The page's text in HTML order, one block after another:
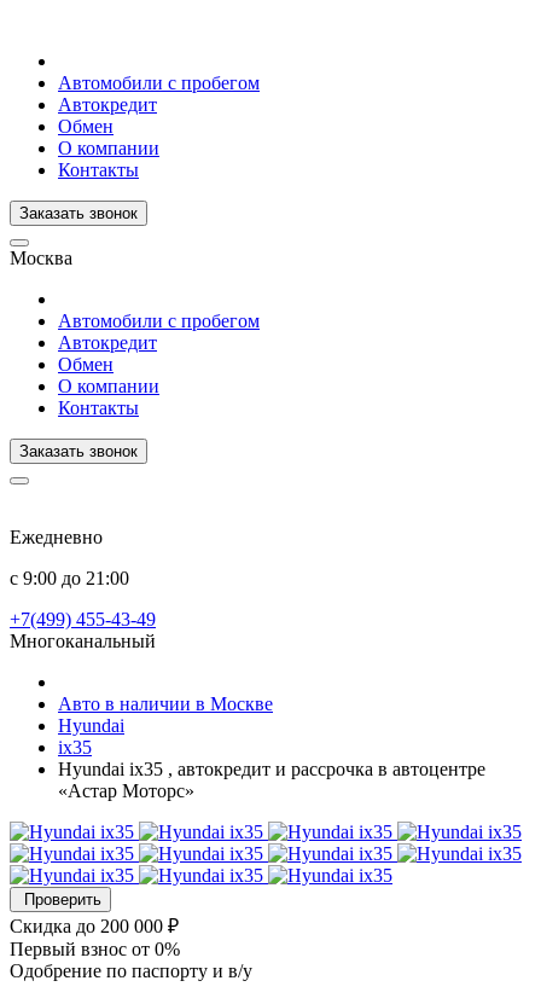
Автомобили с пробегом
Автокредит
Обмен
О компании
Контакты
Заказать звонок
Москва
Автомобили с пробегом
Автокредит
Обмен
О компании
Контакты
Заказать звонок
Ежедневно
с 9:00 до 21:00
+7(499) 455-43-49
Многоканальный
Авто в наличии в Москве
Hyundai
ix35
Hyundai ix35 , автокредит и рассрочка в автоцентре
«Астар Моторс»
Проверить
Скидка до 200 000 ₽
Первый взнос от 0%
Одобрение по паспорту и в/у